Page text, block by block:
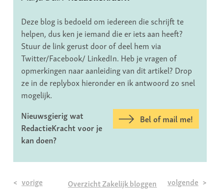
Deze blog is bedoeld om iedereen die schrijft te
helpen, dus ken je iemand die er iets aan heeft?
Stuur de link gerust door of deel hem via
Twitter/Facebook/ LinkedIn. Heb je vragen of
opmerkingen naar aanleiding van dit artikel? Drop
ze in de replybox hieronder en ik antwoord zo snel
mogelijk.
Bel of mail me!
Nieuwsgierig wat
RedactieKracht voor je
kan doen?
volgende
Overzicht Zakelijk bloggen
vorige